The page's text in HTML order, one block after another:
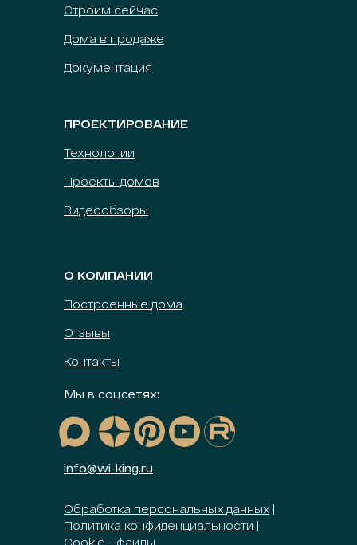
Контакты
Отзывы
Построенные дома
О КОМПАНИИ
Видеообзоры
Проекты домов
Технологии
ПРОЕКТИРОВАНИЕ
Документация
Дома в продаже
Строим сейчас
info@wi-king.ru
Мы в соцсетях:
Обработка персональных данных |
Политика конфиденциальности |
Сookie - файлы